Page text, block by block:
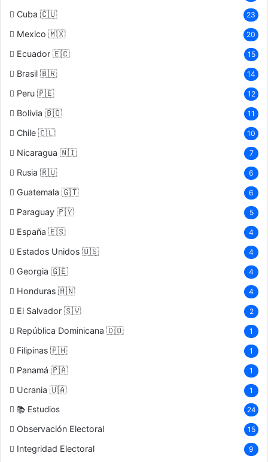
Cuba 🇨🇺 23
Mexico 🇲🇽 20
Ecuador 🇪🇨 15
Brasil 🇧🇷 14
Peru 🇵🇪 12
Bolivia 🇧🇴 11
Chile 🇨🇱 10
Nicaragua 🇳🇮 7
Rusia 🇷🇺 6
Guatemala 🇬🇹 6
Paraguay 🇵🇾 5
España 🇪🇸 4
Estados Unidos 🇺🇸 4
Georgia 🇬🇪 4
Honduras 🇭🇳 4
El Salvador 🇸🇻 2
República Dominicana 🇩🇴 1
Filipinas 🇵🇭 1
Panamá 🇵🇦 1
Ucrania 🇺🇦 1
📚 Estudios 24
Observación Electoral 15
Integridad Electoral 9